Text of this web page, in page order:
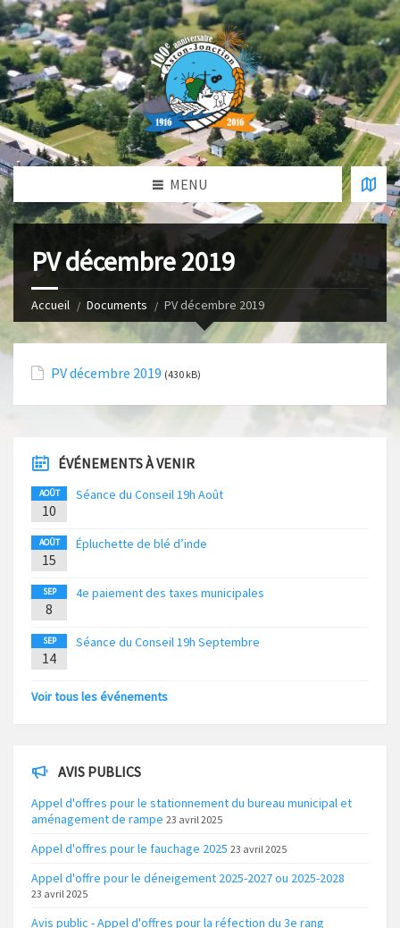
MENU
PV décembre 2019
Accueil Documents PV décembre 2019
PV décembre 2019 (430 kB)
ÉVÉNEMENTS À VENIR
AOÛT
10
Séance du Conseil 19h Août
AOÛT
15
Épluchette de blé d’inde
SEP
8
4e paiement des taxes municipales
SEP
14
Séance du Conseil 19h Septembre
Voir tous les événements
AVIS PUBLICS
Appel d'offres pour le stationnement du bureau municipal et
aménagement de rampe 23 avril 2025
Appel d'offres pour le fauchage 2025 23 avril 2025
Appel d'offre pour le déneigement 2025-2027 ou 2025-2028
23 avril 2025
Avis public - Appel d'offres pour la réfection du 3e rang